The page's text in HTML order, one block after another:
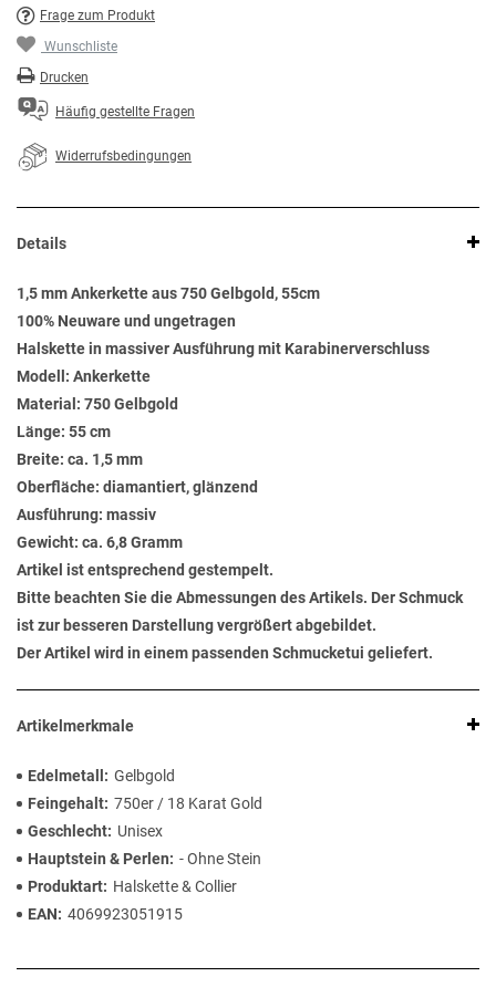
Frage zum Produkt
Wunschliste
Drucken
Häufig gestellte Fragen
Widerrufsbedingungen
Details
1,5 mm Ankerkette aus 750 Gelbgold, 55cm
100% Neuware und ungetragen
Halskette in massiver Ausführung mit Karabinerverschluss
Modell: Ankerkette
Material: 750 Gelbgold
Länge: 55 cm
Breite: ca. 1,5 mm
Oberfläche: diamantiert, glänzend
Ausführung: massiv
Gewicht: ca. 6,8 Gramm
Artikel ist entsprechend gestempelt.
Bitte beachten Sie die Abmessungen des Artikels. Der Schmuck
ist zur besseren Darstellung vergrößert abgebildet.
Der Artikel wird in einem passenden Schmucketui geliefert.
Artikelmerkmale
Edelmetall
Gelbgold
Feingehalt 750er / 18 Karat Gold
Geschlecht
Unisex
Hauptstein & Perlen
- Ohne Stein
Produktart
Halskette & Collier
EAN
4069923051915